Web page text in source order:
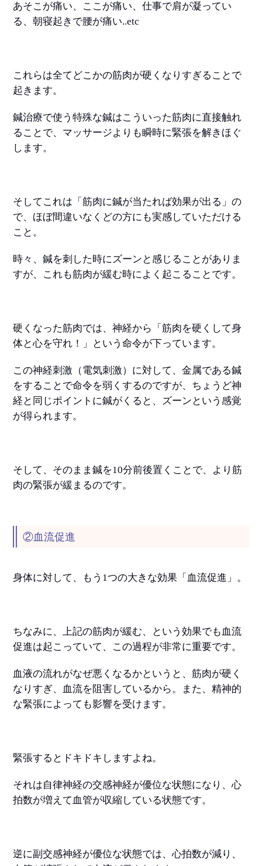
あそこが痛い、ここが痛い、仕事で肩が凝ってい
る、朝寝起きで腰が痛い..etc
これらは全てどこかの筋肉が硬くなりすぎることで
起きます。
鍼治療で使う特殊な鍼はこういった筋肉に直接触れ
ることで、マッサージよりも瞬時に緊張を解きほぐ
します。
そしてこれは「筋肉に鍼が当たれば効果が出る」の
で、ほぼ間違いなくどの方にも実感していただける
こと。
時々、鍼を刺した時にズーンと感じることがありま
すが、これも筋肉が緩む時によく起こることです。
硬くなった筋肉では、神経から「筋肉を硬くして身
体と心を守れ！」という命令が下っています。
この神経刺激（電気刺激）に対して、金属である鍼
をすることで命令を弱くするのですが、ちょうど神
経と同じポイントに鍼がくると、ズーンという感覚
が得られます。
そして、そのまま鍼を10分前後置くことで、より筋
肉の緊張が緩まるのです。
②血流促進
身体に対して、もう1つの大きな効果「血流促進」。
ちなみに、上記の筋肉が緩む、という効果でも血流
促進は起こっていて、この過程が非常に重要です。
血液の流れがなぜ悪くなるかというと、筋肉が硬く
なりすぎ、血流を阻害しているから。また、精神的
な緊張によっても影響を受けます。
緊張するとドキドキしますよね。
それは自律神経の交感神経が優位な状態になり、心
拍数が増えて血管が収縮している状態です。
逆に副交感神経が優位な状態では、心拍数が減り、